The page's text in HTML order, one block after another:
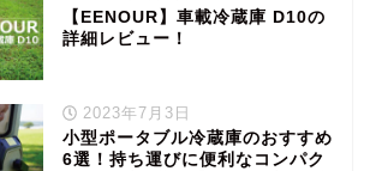
【EENOUR】車載冷蔵庫 D10の
詳細レビュー！
2023年7月3日
小型ポータブル冷蔵庫のおすすめ
6選！持ち運びに便利なコンパク